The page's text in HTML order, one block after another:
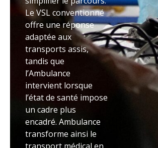
Le VSL conventionné
offre une réponse
adaptée aux
transports assis,
tandis que
l’Ambulance
intervient lorsque
l’état de santé impose
un cadre plus
encadré. Ambulance
transforme ainsi le